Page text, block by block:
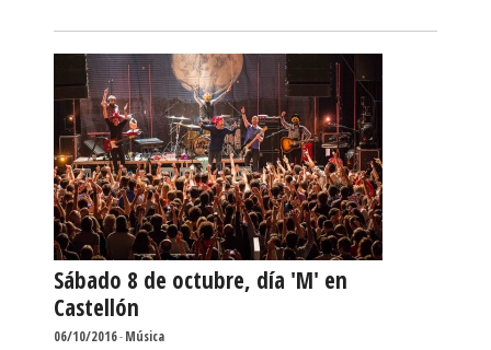
Sábado 8 de octubre, día 'M' en
Castellón
06/10/2016-Música